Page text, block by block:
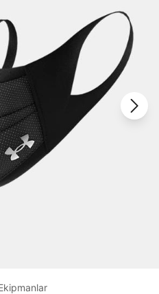
Yap
misiniz? Kayıt Ol
Devam Et
Yenile
Dön
Zaten hesabın var mı? Giriş yap